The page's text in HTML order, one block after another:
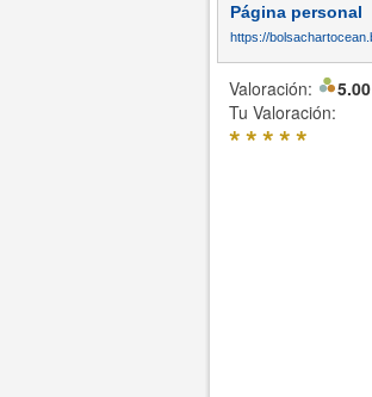
Página personal
Valoración:
5.00
Tu Valoración:
*****